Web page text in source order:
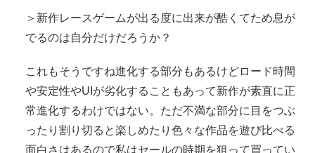
＞新作レースゲームが出る度に出来が酷くてため息が
でるのは自分だけだろうか？
これもそうですね進化する部分もあるけどロード時間
や安定性やUIが劣化することもあって新作が素直に正
常進化するわけではない。ただ不満な部分に目をつぶ
ったり割り切ると楽しめたり色々な作品を遊び比べる
面白さはあるので私はセールの時期を狙って買ってい